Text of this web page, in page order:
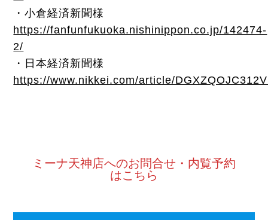
・小倉経済新聞様
https://fanfunfukuoka.nishinippon.co.jp/142474-
2/
・日本経済新聞様
https://www.nikkei.com/article/
ミーナ天神店へのお問合せ・内覧予約
はこちら